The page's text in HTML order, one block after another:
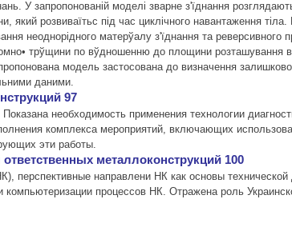
У запропонованiй моделi зварне з'їднання
розвиваїтьс пiд час циклiчного навантаження
неоднорiдного матерўалу з'їднання та реверсивного
трўщини по вўдношенню до площини розташування
модель застосована до визначення
даними.
97
необходимость применения технологии
комплекса мероприятий, включающих
эти работы.
металлоконструкций 100
перспективные направлени НК как основы технической
процессов НК. Отражена роль